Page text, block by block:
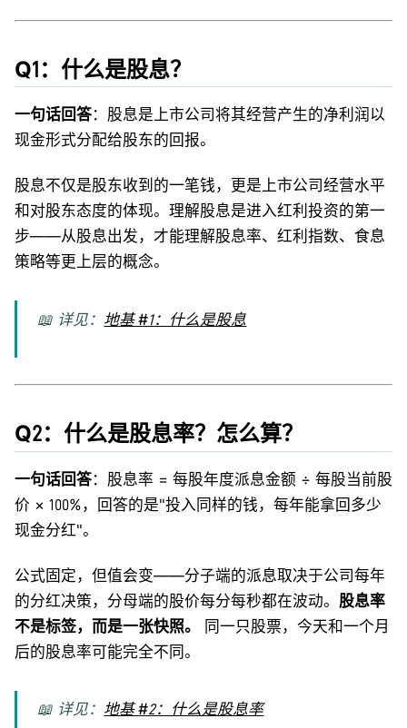
Q1：什么是股息？
一句话回答：股息是上市公司将其经营产生的净利润以
现金形式分配给股东的回报。
股息不仅是股东收到的一笔钱，更是上市公司经营水平
和对股东态度的体现。理解股息是进入红利投资的第一
步——从股息出发，才能理解股息率、红利指数、食息
策略等更上层的概念。
📖 详见： 地基 #1：什么是股息
Q2：什么是股息率？怎么算？
一句话回答：股息率 = 每股年度派息金额 ÷ 每股当前股
价 × 100%，回答的是"投入同样的钱，每年能拿回多少
现金分红"。
公式固定，但值会变——分子端的派息取决于公司每年
的分红决策，分母端的股价每分每秒都在波动。 股息率
不是标签，而是一张快照。
同一只股票，今天和一个月
后的股息率可能完全不同。
📖 详见： 地基 #2：什么是股息率